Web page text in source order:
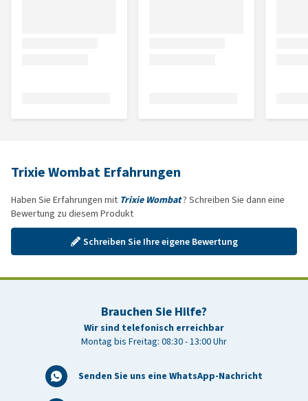
Trixie Wombat Erfahrungen
Haben Sie Erfahrungen mit Trixie Wombat? Schreiben Sie dann eine
Bewertung zu diesem Produkt
Schreiben Sie Ihre eigene Bewertung
Brauchen Sie Hilfe?
Wir sind telefonisch erreichbar
Montag bis Freitag: 08:30 - 13:00 Uhr
Senden Sie uns eine WhatsApp-Nachricht